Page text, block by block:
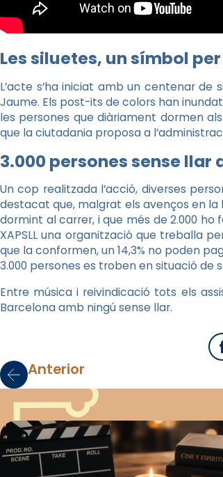
Les siluetes, un símbol
L’acte s’ha iniciat amb un centenar
Jaume. Els post-its de colors han
les persones que diàriament dormen
que la ciutadania proposa a
3.000 persones sense llar
Un cop realitzada l’acció, diverses
destacat que, malgrat els avenços en
dormint al carrer, i que més de 2.000
XAPSLL una organització que treballa
que la conformen, un 14,3% no poden
3.000 persones es troben en situació de
Entre música i reivindicació tots els
Barcelona amb ningú sense llar.
Anterior